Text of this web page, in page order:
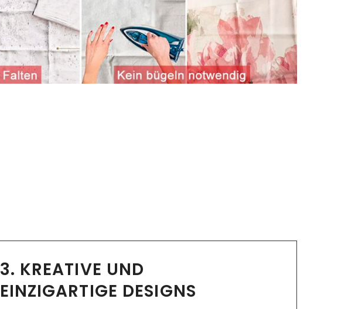
3. KREATIVE UND
EINZIGARTIGE DESIGNS